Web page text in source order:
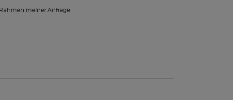
meiner Anfrage